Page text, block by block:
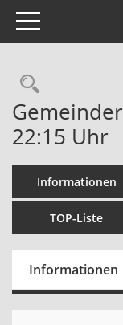
Toggle navigation
22:15 Uhr
Informationen
TOP-Liste
Informationen